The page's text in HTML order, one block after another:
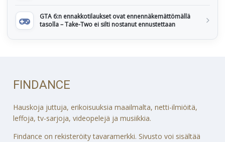
GTA 6:n ennakkotilaukset ovat ennennäkemättömällä
tasolla – Take-Two ei silti nostanut ennustettaan
FINDANCE
Hauskoja juttuja, erikoisuuksia maailmalta, netti-ilmiöitä,
leffoja, tv-sarjoja, videopelejä ja musiikkia.
Findance on rekisteröity tavaramerkki. Sivusto voi sisältää